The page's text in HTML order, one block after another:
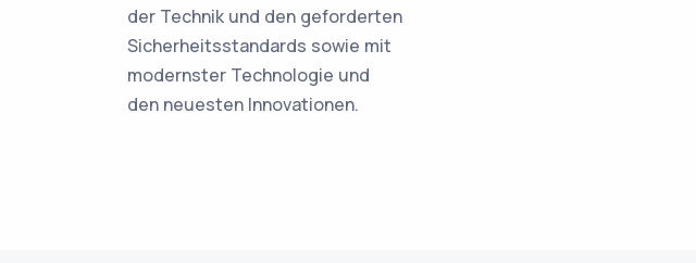
der Technik und den geforderten
Sicherheitsstandards sowie mit
modernster Technologie und
den neuesten Innovationen.